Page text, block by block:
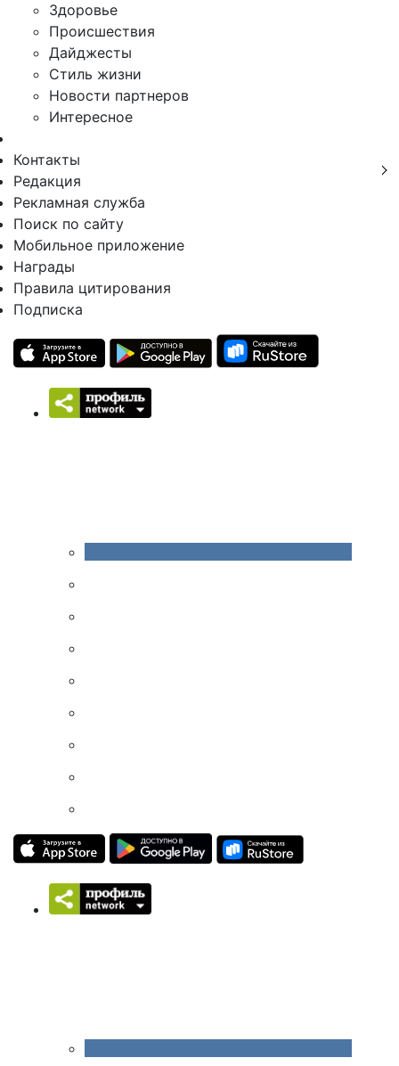
Здоровье
Происшествия
Дайджесты
Стиль жизни
Новости партнеров
Интересное
Контакты
Редакция
Рекламная служба
Поиск по сайту
Мобильное приложение
Награды
Правила цитирования
Подписка